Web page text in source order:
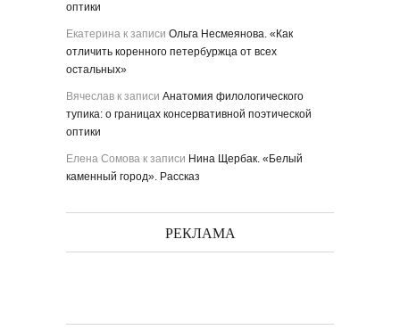
оптики
Екатерина к записи Ольга Несмеянова. «Как
отличить коренного петербуржца от всех
остальных»
Вячеслав к записи Анатомия филологического
тупика: о границах консервативной поэтической
оптики
Елена Сомова к записи Нина Щербак. «Белый
каменный город». Рассказ
РЕКЛАМА